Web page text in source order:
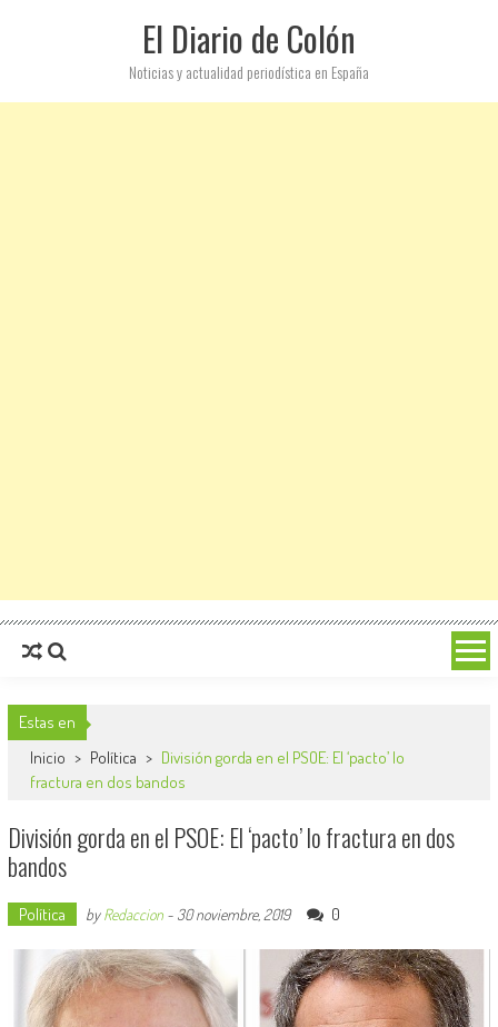
El Diario de Colón
Noticias y actualidad periodística en España
Estas en
Inicio > Política > División gorda en el PSOE: El ‘pacto’ lo
fractura en dos bandos
División gorda en el PSOE: El ‘pacto’ lo fractura en dos
bandos
Política byRedaccion- 30 noviembre, 2019 0